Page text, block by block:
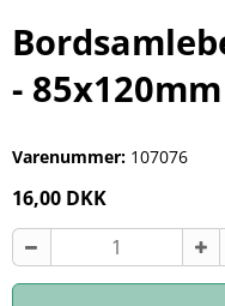
-
Varenummer: 107076
16,00 DKK